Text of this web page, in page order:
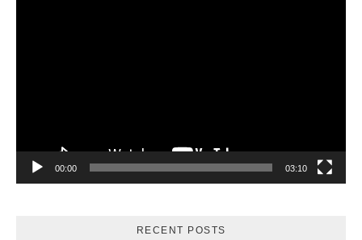
00:00 03:10
RECENT POSTS